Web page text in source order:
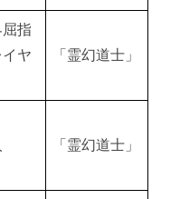
サービス比較】
） 【おすすめカンフー
画13選③】
指
ヤ
「霊幻道士」
「霊幻道士」